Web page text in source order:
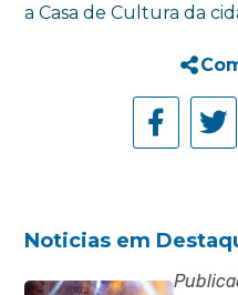
aCasa deCultura da
Noticias em